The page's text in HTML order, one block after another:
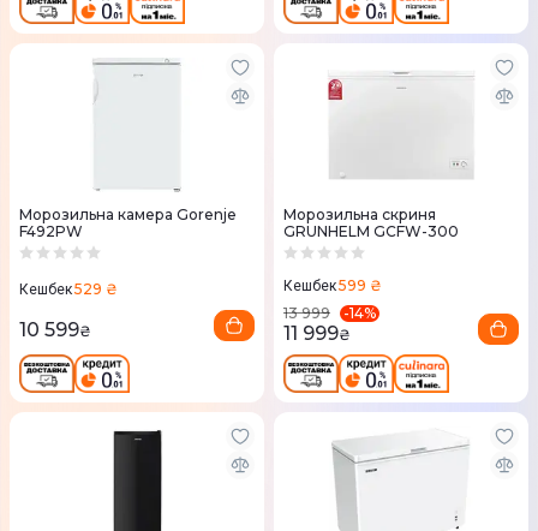
Морозильна камера Gorenje
F492PW
Кешбек529 ₴
10 599₴
Морозильна скриня
GRUNHELM GCFW-300
Кешбек599 ₴
13 999
-14%
11 999₴